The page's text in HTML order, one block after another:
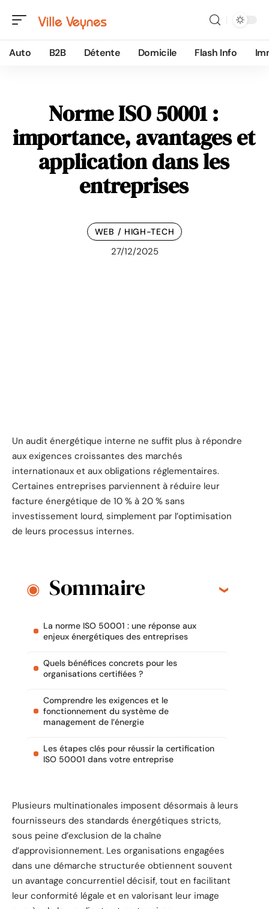
Auto B2B Détente Domicile Flash Info
Norme ISO 50001 :
importance, avantages et
application dans les
entreprises
WEB / HIGH-TECH
27/12/2025
Un audit énergétique interne ne suffit plus à répondre
aux exigences croissantes des marchés
internationaux et aux obligations réglementaires.
Certaines entreprises parviennent à réduire leur
facture énergétique de 10 % à 20 % sans
investissement lourd, simplement par l’optimisation
de leurs processus internes.
Sommaire
La norme ISO 50001 : une réponse aux
enjeux énergétiques des entreprises
Quels bénéfices concrets pour les
organisations certifiées ?
Comprendre les exigences et le
fonctionnement du système de
management de l’énergie
Les étapes clés pour réussir la certification
ISO 50001 dans votre entreprise
Plusieurs multinationales imposent désormais à leurs
fournisseurs des standards énergétiques stricts,
sous peine d’exclusion de la chaîne
d’approvisionnement. Les organisations engagées
dans une démarche structurée obtiennent souvent
un avantage concurrentiel décisif, tout en facilitant
leur conformité légale et en valorisant leur image